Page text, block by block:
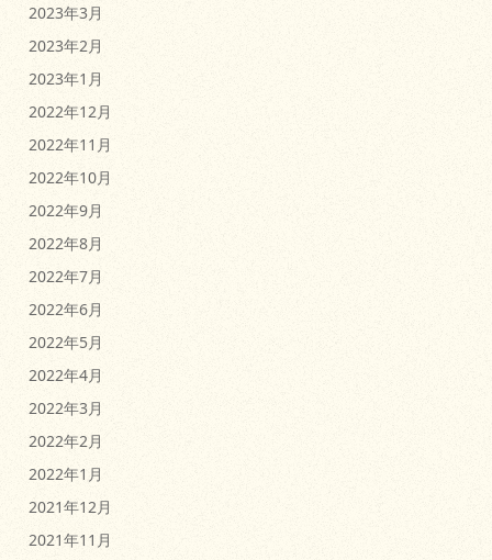
2023年3月
2023年2月
2023年1月
2022年12月
2022年11月
2022年10月
2022年9月
2022年8月
2022年7月
2022年6月
2022年5月
2022年4月
2022年3月
2022年2月
2022年1月
2021年12月
2021年11月